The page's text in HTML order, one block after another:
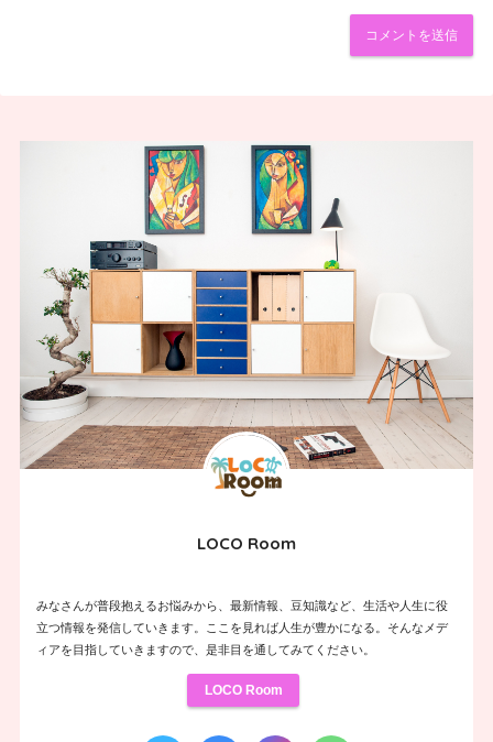
LOCO Room
みなさんが普段抱えるお悩みから、最新情報、豆知識など、生活や人生に役
立つ情報を発信していきます。ここを見れば人生が豊かになる。そんなメデ
ィアを目指していきますので、是非目を通してみてください。
LOCO Room